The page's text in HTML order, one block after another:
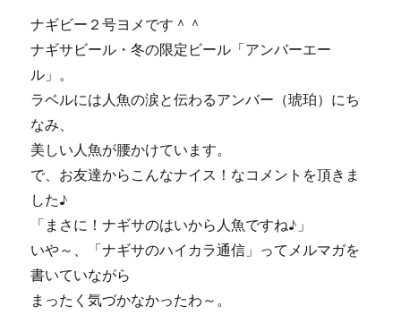
＠
暮
ナギビー２号ヨメです＾＾
ナギサビール・冬の限定ビール「アンバーエー
ル」。
ラベルには人魚の涙と伝わるアンバー（琥珀）にち
なみ、
美しい人魚が腰かけています。
で、お友達からこんなナイス！なコメントを頂きま
した♪
「まさに！ナギサのはいから人魚ですね♪」
いや～、「ナギサのハイカラ通信」ってメルマガを
書いていながら
まったく気づかなかったわ～。